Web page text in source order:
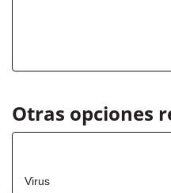
Otras opciones
Virus